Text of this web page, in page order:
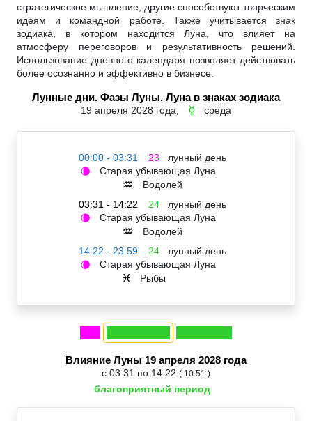
стратегическое мышление, другие способствуют творческим
идеям и командной работе. Также учитывается знак
зодиака, в котором находится Луна, что влияет на
атмосферу переговоров и результативность решений.
Использование дневного календаря позволяет действовать
более осознанно и эффективно в бизнесе.
Лунные дни. Фазы Луны. Луна в знаках зодиака
19 апреля 2028 года, ☿ среда
00:00 - 03:31 23 лунный день
🌘 Старая убывающая Луна
♒
Водолей
03:31 - 14:22
24 лунный день
🌘 Старая убывающая Луна
♒
Водолей
14:22 - 23:59
24 лунный день
🌘 Старая убывающая Луна
♓ Рыбы
Влияние Луны 19 апреля 2028 года
с 03:31 по 14:22 ( 10:51 )
благоприятный период